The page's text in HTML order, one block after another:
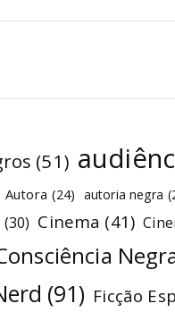
(51)
Autora (24) autoria negra
(30) Cinema (41)
(91) Ficção